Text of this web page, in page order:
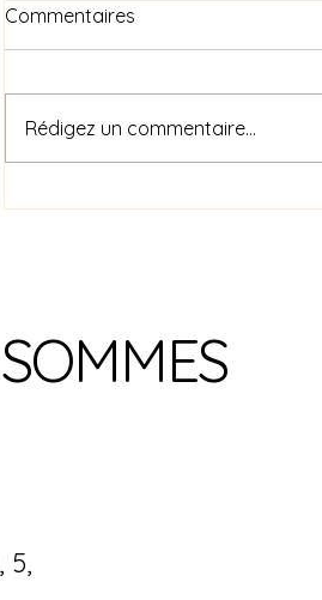
Commentaires
Rédigez un commentaire...
5,